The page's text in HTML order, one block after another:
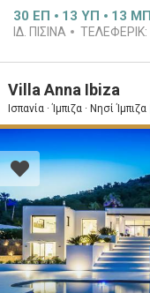
30 ΕΠ 13 ΥΠ 13 ΜΠ
ΙΔ. ΠΙΣΊΝΑ ΤΕΛΕΦΕΡΊΚ:
Villa Anna Ibiza
Ισπανία · Ίμπιζα · Νησί Ίμπιζα